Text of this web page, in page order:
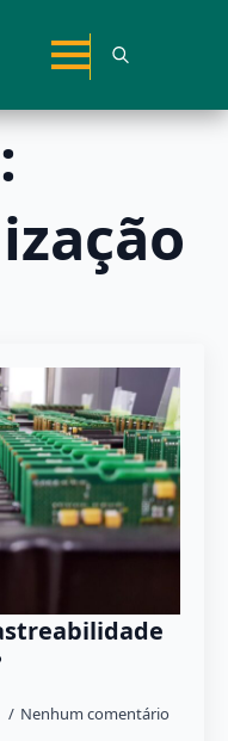
Search
for:
Nenhum comentário